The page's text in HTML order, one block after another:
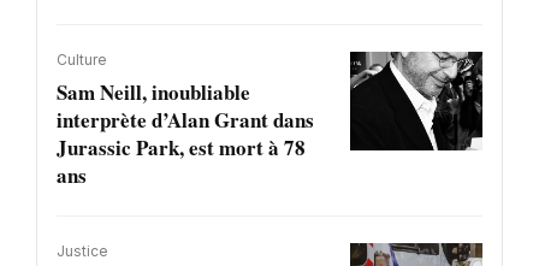
Culture
Sam Neill, inoubliable
interprète d’Alan Grant dans
Jurassic Park, est mort à 78
ans
Justice